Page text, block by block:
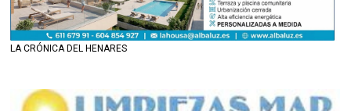
LA CRÓNICA DEL HENARES